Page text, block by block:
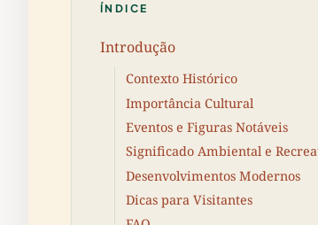
ÍNDICE
Introdução
Contexto Histórico
Importância Cultural
Eventos e Figuras Notáveis
Significado Ambiental e
Desenvolvimentos Modernos
Dicas para Visitantes